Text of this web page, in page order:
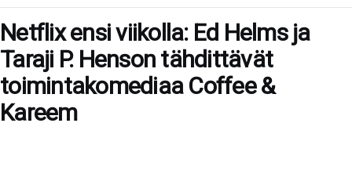
Netflix ensi viikolla: Ed Helms ja
Taraji P. Henson tähdittävät
toimintakomediaa Coffee &
Kareem